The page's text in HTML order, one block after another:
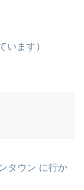
います）
タウン に行か